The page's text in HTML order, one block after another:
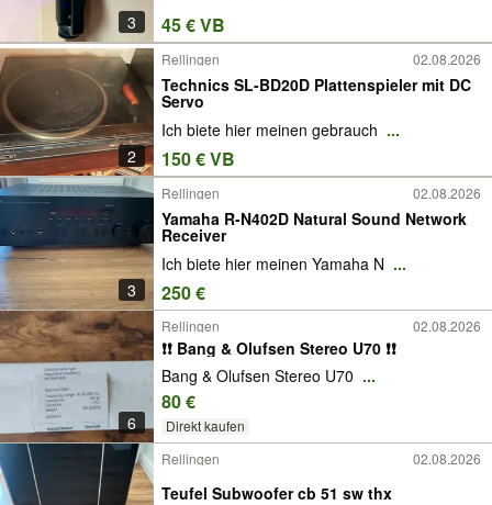
3 45 € VB
2
Rellingen 02.08.2026
Technics SL-BD20D Plattenspieler mit DC
Servo
Ich biete hier meinen gebrauch ...
150 € VB
3
Rellingen 02.08.2026
Yamaha R-N402D Natural Sound Network
Receiver
Ich biete hier meinen Yamaha N ...
250 €
6
Rellingen 02.08.2026
❗️❗️ Bang & Olufsen Stereo U70 ❗️❗️
Bang & Olufsen Stereo U70 ...
80 €
Direkt kaufen
Rellingen 02.08.2026
Teufel Subwoofer cb 51 sw thx